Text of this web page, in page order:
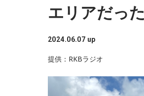
エリアだった
2024.06.07 up
提供：RKBラジオ